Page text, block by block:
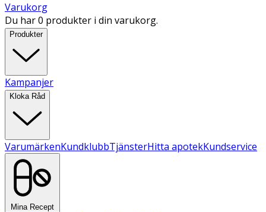
Varukorg
Du har 0 produkter i din varukorg.
Produkter
Kampanjer
Kloka Råd
VarumärkenKundklubbTjänsterHitta apotekKundservice
Mina Recept